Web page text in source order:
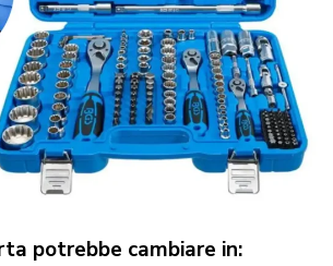
potrebbe cambiare in: